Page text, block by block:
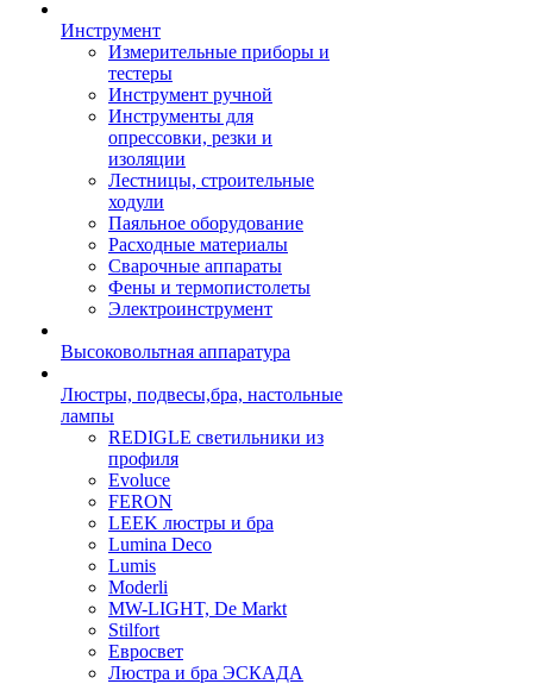
Инструмент
Измерительные приборы и
тестеры
Инструмент ручной
Инструменты для
опрессовки, резки и
изоляции
Лестницы, строительные
ходули
Паяльное оборудование
Расходные материалы
Сварочные аппараты
Фены и термопистолеты
Электроинструмент
Высоковольтная аппаратура
Люстры, подвесы,бра, настольные
лампы
REDIGLE светильники из
профиля
Evoluce
FERON
LEEK люстры и бра
Lumina Deco
Lumis
Moderli
MW-LIGHT, De Markt
Stilfort
Евросвет
Люстра и бра ЭСКАДА